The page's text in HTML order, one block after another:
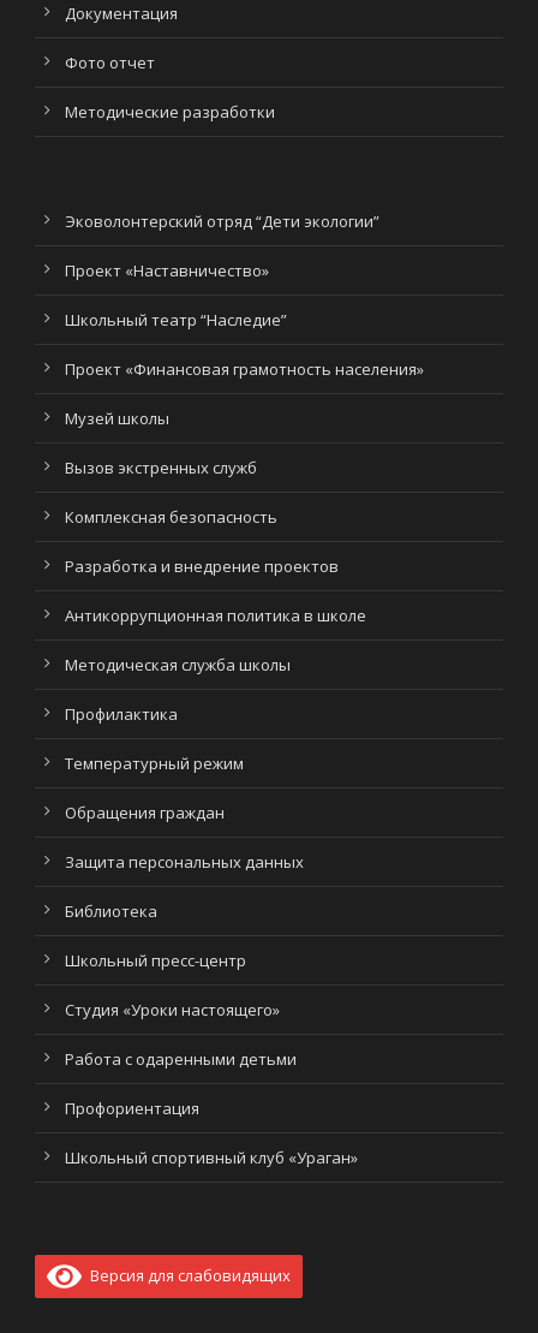
Документация
Фото отчет
Методические разработки
Эковолонтерский отряд “Дети экологии”
Проект «Наставничество»
Школьный театр “Наследие”
Проект «Финансовая грамотность населения»
Музей школы
Вызов экстренных служб
Комплексная безопасность
Разработка и внедрение проектов
Антикоррупционная политика в школе
Методическая служба школы
Профилактика
Температурный режим
Обращения граждан
Защита персональных данных
Библиотека
Школьный пресс-центр
Студия «Уроки настоящего»
Работа с одаренными детьми
Профориентация
Школьный спортивный клуб «Ураган»
Версия для слабовидящих